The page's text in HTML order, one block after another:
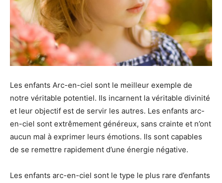
Les enfants Arc-en-ciel sont le meilleur exemple de
notre véritable potentiel. Ils incarnent la véritable divinité
et leur objectif est de servir les autres. Les enfants arc-
en-ciel sont extrêmement généreux, sans crainte et n’ont
aucun mal à exprimer leurs émotions. Ils sont capables
de se remettre rapidement d’une énergie négative.
Les enfants arc-en-ciel sont le type le plus rare d’enfants